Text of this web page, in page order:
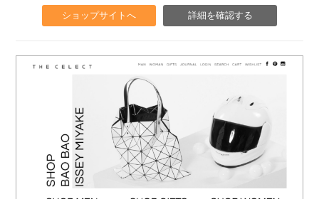
ショップサイトへ 詳細を確認する